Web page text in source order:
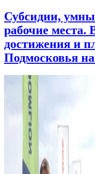
Субсидии,
рабочие места.
достижения и
Подмосковья